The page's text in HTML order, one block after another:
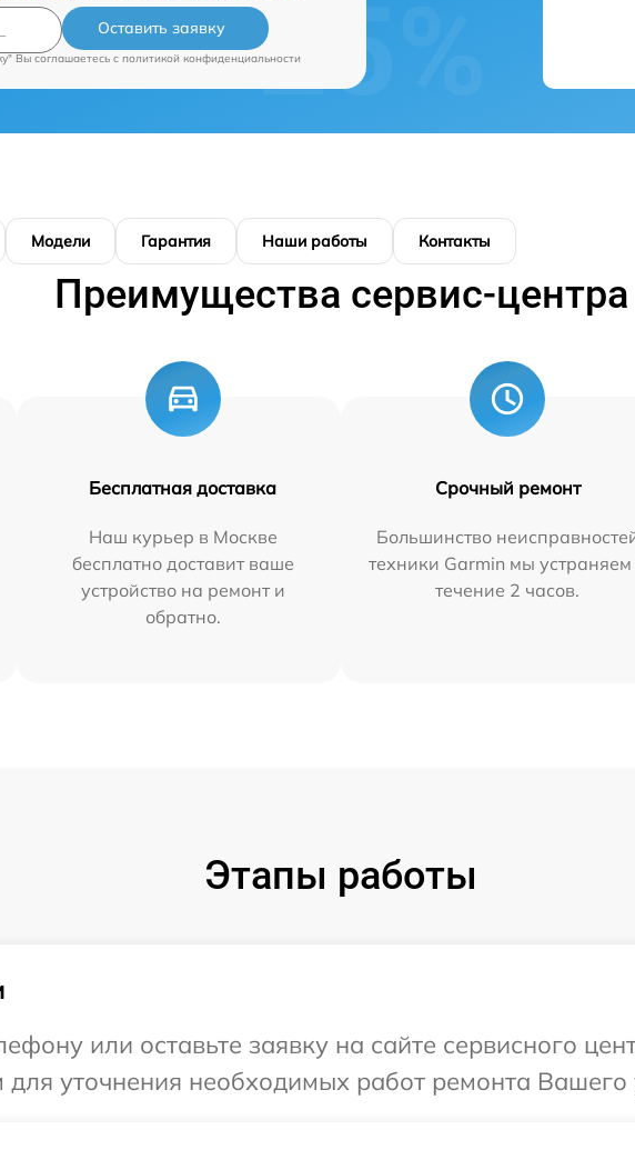
Оставить заявку
Вы соглашаетесь c политикой конфиденциальности
Модели Гарантия Наши работы Контакты
Преимущества сервис-центра
Бесплатная доставка
Наш курьер в Москве
бесплатно доставит ваше
устройство на ремонт и
обратно.
Срочный ремонт
Большинство
техники Garmin мы устраняем
течение 2 часов.
Этапы работы
или оставьте заявку на сайте сервисного
для уточнения необходимых работ ремонта Вашего